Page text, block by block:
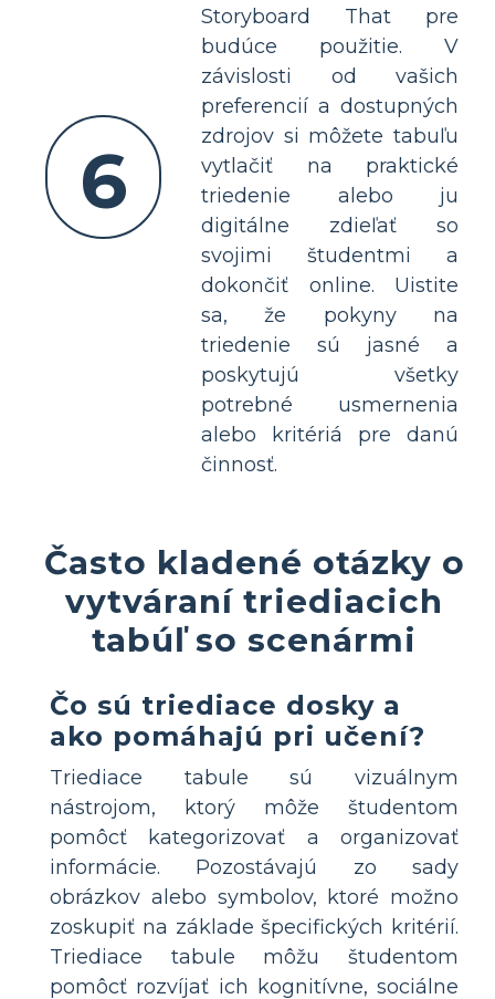
6
Storyboard That pre
budúce použitie. V
závislosti od vašich
preferencií a dostupných
zdrojov si môžete tabuľu
vytlačiť na praktické
triedenie alebo ju
digitálne zdieľať so
svojimi študentmi a
dokončiť online. Uistite
sa, že pokyny na
triedenie sú jasné a
poskytujú všetky
potrebné usmernenia
alebo kritériá pre danú
činnosť.
Často kladené otázky o
vytváraní triediacich
tabúľ so scenármi
Čo sú triediace dosky a
ako pomáhajú pri učení?
Triediace tabule sú vizuálnym
nástrojom, ktorý môže študentom
pomôcť kategorizovať a organizovať
informácie. Pozostávajú zo sady
obrázkov alebo symbolov, ktoré možno
zoskupiť na základe špecifických kritérií.
Triediace tabule môžu študentom
pomôcť rozvíjať ich kognitívne, sociálne